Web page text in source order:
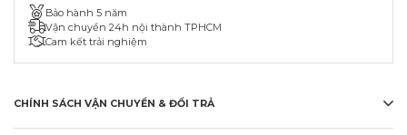
Bảo hành 5 năm
Vận chuyển 24h nội thành TPHCM
Cam kết trải nghiệm
CHÍNH SÁCH VẬN CHUYỂN & ĐỔI TRẢ